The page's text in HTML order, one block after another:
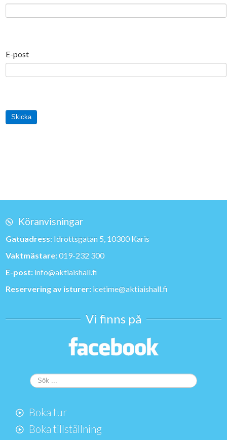
E-post
Skicka
Köranvisningar
Gatuadress: Idrottsgatan 5, 10300 Karis
Vaktmästare:019-232 300
E-post: info@aktiaishall.fi
Reservering av isturer: icetime@aktiaishall.fi
Vi finns på
Sök
...
Boka tur
Boka tillställning